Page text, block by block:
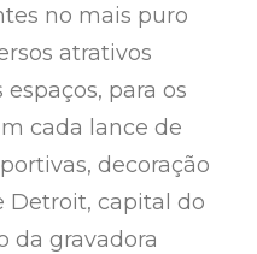
no mais puro
atrativos
para os
cada lance de
decoração
Detroit, capital do
da gravadora